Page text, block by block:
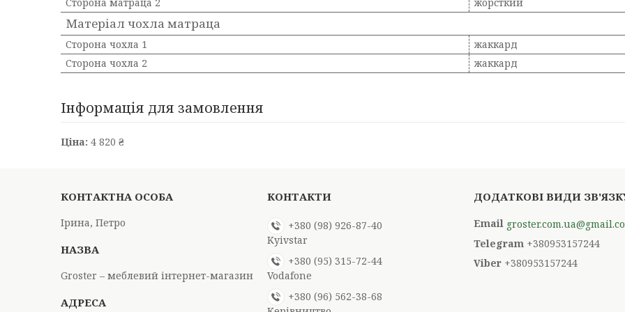
Матеріал чохла матраца
Сторона чохла 1
жаккард
Сторона чохла 2
жаккард
Інформація для замовлення
Ціна: 4 820 ₴
Ірина, Петро
Groster – меблевий інтернет-магазин
+380 (98) 926-87-40
Kyivstar
+380 (95) 315-72-44
Vodafone
+380 (96) 562-38-68
+380953157244
+380953157244